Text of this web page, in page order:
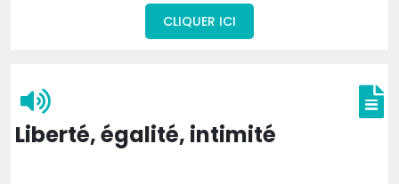
CLIQUER ICI
Liberté, égalité, intimité